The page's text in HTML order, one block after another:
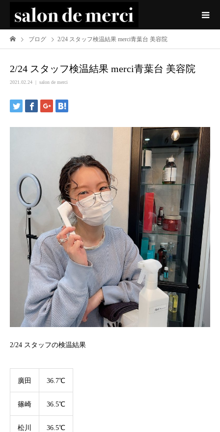
ブログ 2/24 スタッフ検温結果 merci青葉台 美容院
2/24 スタッフ検温結果 merci青葉台 美容院
2021.02.24 salon de merci
2/24 スタッフの検温結果
廣田 36.7℃
篠崎 36.5℃
松川 36.5℃